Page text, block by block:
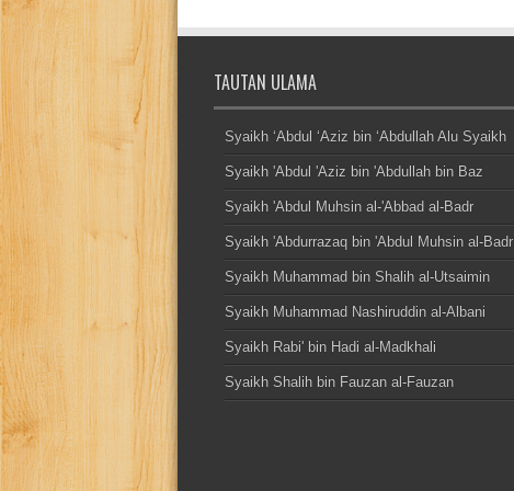
TAUTAN ULAMA
Syaikh ‘Abdul ‘Aziz bin ‘Abdullah Alu Syaikh
Syaikh 'Abdul 'Aziz bin 'Abdullah bin Baz
Syaikh 'Abdul Muhsin al-'Abbad al-Badr
Syaikh 'Abdurrazaq bin 'Abdul Muhsin al-Badr
Syaikh Muhammad bin Shalih al-Utsaimin
Syaikh Muhammad Nashiruddin al-Albani
Syaikh Rabi' bin Hadi al-Madkhali
Syaikh Shalih bin Fauzan al-Fauzan